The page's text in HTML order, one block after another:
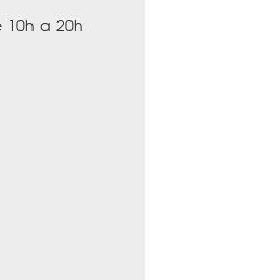
10h a 20h